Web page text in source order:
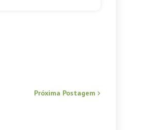
Próxima Postagem